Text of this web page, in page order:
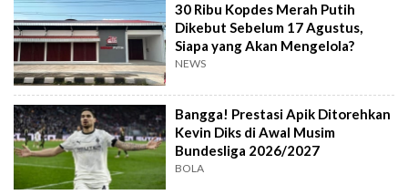
30 Ribu Kopdes Merah Putih
Dikebut Sebelum 17 Agustus,
Siapa yang Akan Mengelola?
NEWS
Bangga! Prestasi Apik Ditorehkan
Kevin Diks di Awal Musim
Bundesliga 2026/2027
BOLA